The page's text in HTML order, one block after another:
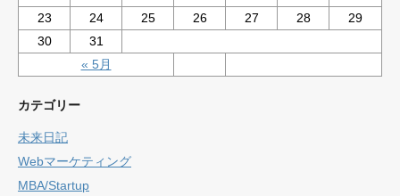
« 5月
23
24 25 26 27 28
29
30
31
カテゴリー
未来日記
Webマーケティング
MBA/Startup